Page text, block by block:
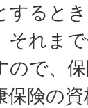
すると
それま
ので、
保険の